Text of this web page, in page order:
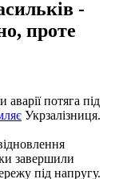
-
проте
потяга під
Укрзалізниця.
завершили
під напругу.